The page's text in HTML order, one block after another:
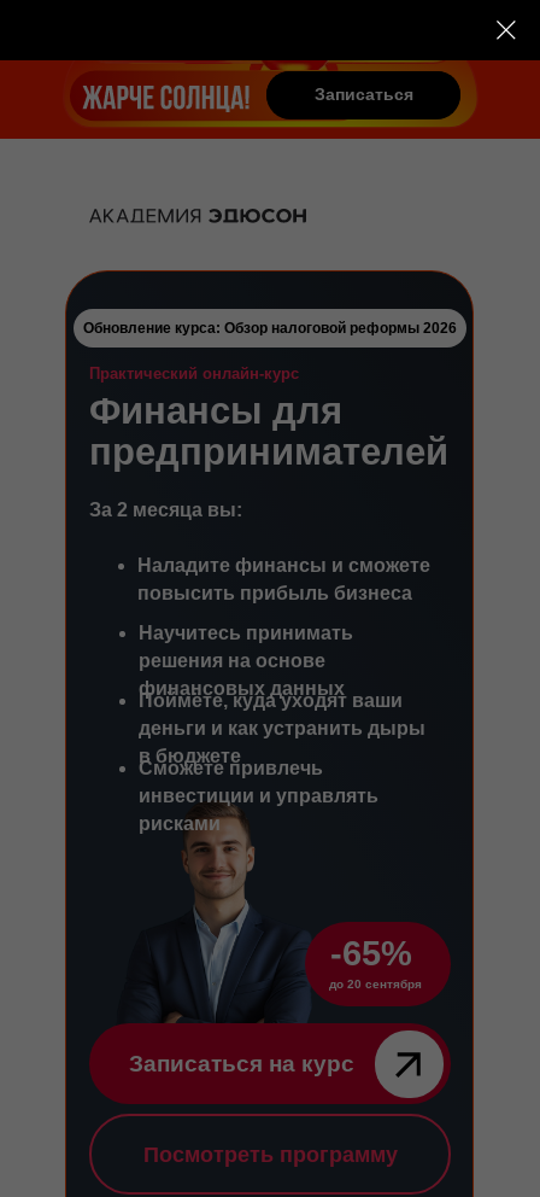
Записаться
Записаться
Финансы для
предпринимателей
Практический онлайн-курс
За 2 месяца вы:
Посмотреть программу
Наладите финансы и сможете
повысить прибыль бизнеса
Научитесь принимать
решения на основе
финансовых данных
Поймёте, куда уходят ваши
деньги и как устранить дыры
в бюджете
-65%
до 20 сентября
Сможете привлечь
инвестиции и управлять
рисками
Записаться на курс
Обновление курса: Обзор налоговой реформы 2026